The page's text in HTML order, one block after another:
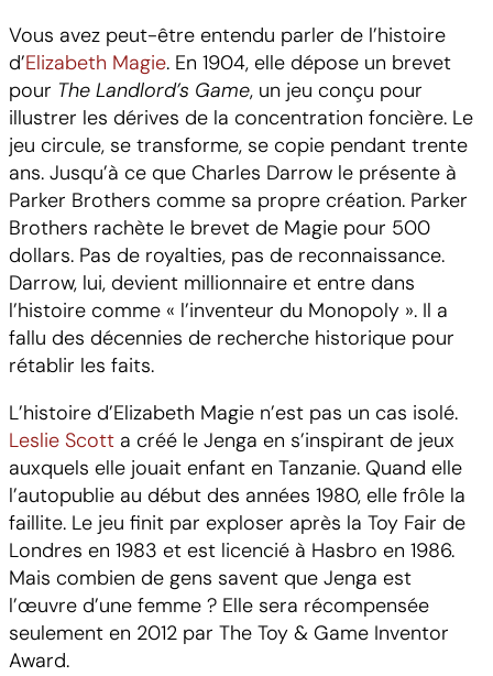
Vous avez peut-être entendu parler de l’histoire
d’Elizabeth Magie. En 1904, elle dépose un brevet
pour The Landlord’s Game, un jeu conçu pour
illustrer les dérives de la concentration foncière. Le
jeu circule, se transforme, se copie pendant trente
ans. Jusqu’à ce que Charles Darrow le présente à
Parker Brothers comme sa propre création. Parker
Brothers rachète le brevet de Magie pour 500
dollars. Pas de royalties, pas de reconnaissance.
Darrow, lui, devient millionnaire et entre dans
l’histoire comme « l’inventeur du Monopoly ». Il a
fallu des décennies de recherche historique pour
rétablir les faits.
L’histoire d’Elizabeth Magie n’est pas un cas isolé.
Leslie Scott a créé le Jenga en s’inspirant de jeux
auxquels elle jouait enfant en Tanzanie. Quand elle
l’autopublie au début des années 1980, elle frôle la
faillite. Le jeu finit par exploser après la Toy Fair de
Londres en 1983 et est licencié à Hasbro en 1986.
Mais combien de gens savent que Jenga est
l’œuvre d’une femme ? Elle sera récompensée
seulement en 2012 par The Toy & Game Inventor
Award.